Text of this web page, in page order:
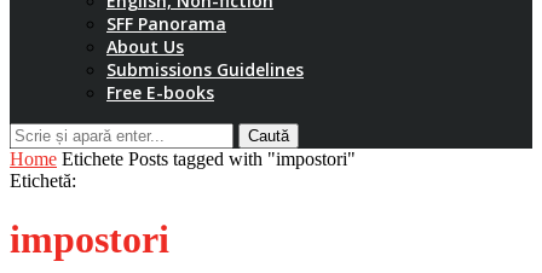
SFF Panorama
About Us
Submissions Guidelines
Free E-books
Caută
Home Etichete Posts tagged with "impostori"
Etichetă:
impostori